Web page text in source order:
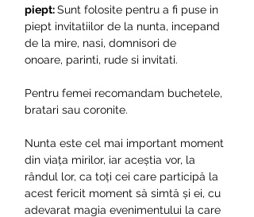
piept:Sunt folosite pentru a fi puse in
piept invitatiilor de la nunta, incepand
de la mire, nasi, domnisori de
onoare, parinti, rude si invitati.
Pentru femei recomandam buchetele,
bratari sau coronite.
Nunta este cel mai important moment
din viața mirilor, iar aceștia vor, la
rândul lor, ca toți cei care participă la
acest fericit moment să simtă și ei, cu
adevarat magia evenimentului la care